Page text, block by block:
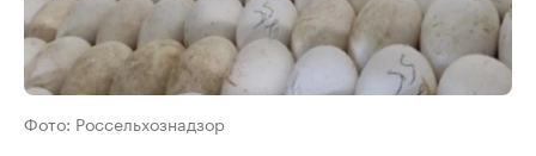
Фото: Россельхознадзор